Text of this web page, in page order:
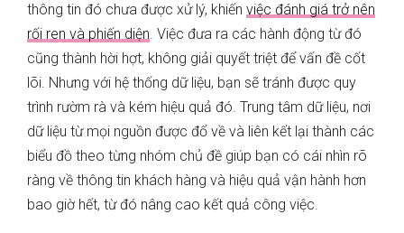
thông tin đó chưa được xử lý, khiến việc đánh giá trở nên
rối ren và phiến diện. Việc đưa ra các hành động từ đó
cũng thành hời hợt, không giải quyết triệt để vấn đề cốt
lõi. Nhưng với hệ thống dữ liệu, bạn sẽ tránh được quy
trình rườm rà và kém hiệu quả đó. Trung tâm dữ liệu, nơi
dữ liệu từ mọi nguồn được đổ về và liên kết lại thành các
biểu đồ theo từng nhóm chủ đề giúp bạn có cái nhìn rõ
ràng về thông tin khách hàng và hiệu quả vận hành hơn
bao giờ hết, từ đó nâng cao kết quả công việc.